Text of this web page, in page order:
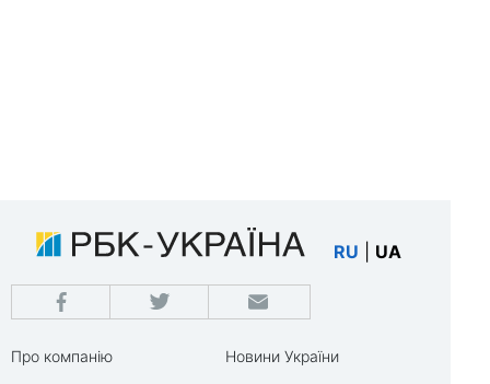
RU UA
Про компанію
Новини України